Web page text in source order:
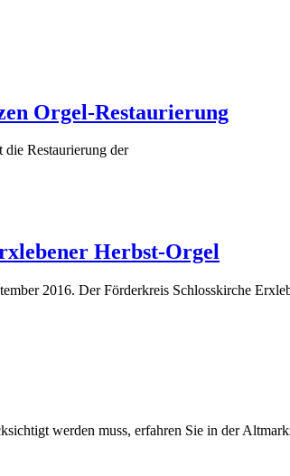
Orgel-Restaurierung
Restaurierung der
Herbst-Orgel
2016. Der Förderkreis Schlosskirche
werden muss, erfahren Sie in der